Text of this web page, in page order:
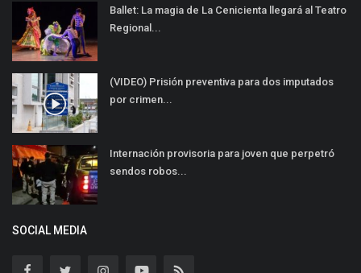
Ballet: La magia de La Cenicienta llegará al Teatro
Regional...
(VIDEO) Prisión preventiva para dos imputados
por crimen...
Internación provisoria para joven que perpetró
sendos robos...
SOCIAL MEDIA